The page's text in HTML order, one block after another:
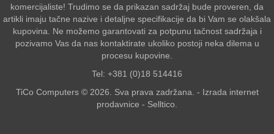
komercijaliste! Trudimo se da prikazan sadržaj bude proveren, da
artikli imaju tačne nazive i detaljne specifikacije da bi Vam se olakšala
kupovina. Ne možemo garantovati za potpunu tačnost sadržaja i
pozivamo Vas da nas kontaktirate ukoliko postoji neka dilema u
procesu kupovine.
Tel: +381 (0)18 514416
TiCo Computers © 2026. Sva prava zadržana. - Izrada internet
prodavnice - Selltico.